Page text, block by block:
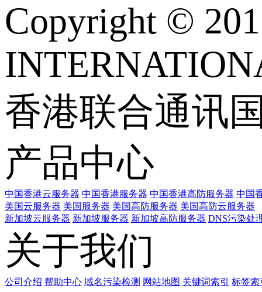
Copyright ©
香港联合通讯
产品中心
中国香港云服务器 中国香港服务器 中国香港高防服务器 中国
美国云服务器 美国服务器 美国高防服务器 美国高防云服务器
新加坡云服务器 新加坡服务器 新加坡高防服务器 DNS污染处
关于我们
公司介绍 帮助中心 域名污染检测 网站地图 关键词索引 标签索